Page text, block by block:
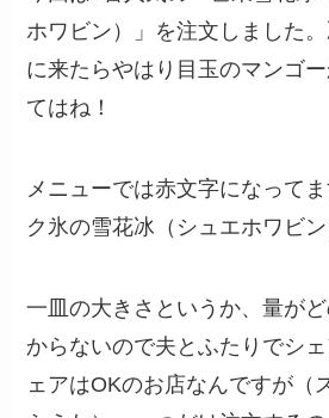
ホワビン）」を注文しました。
に来たらやはり目玉のマンゴ
てはね！
メニューでは赤文字になって
ク氷の雪花冰（シュエホワビン
一皿の大きさというか、量が
からないので夫とふたりでシ
ェアはOKのお店なんですが（